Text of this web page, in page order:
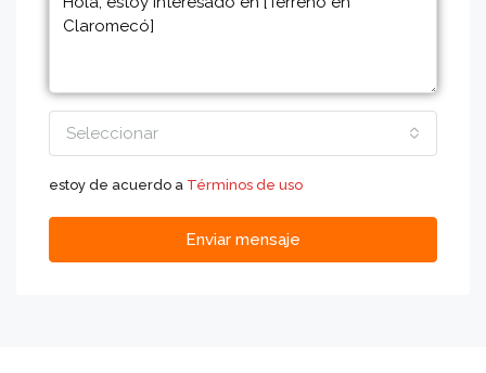
Seleccionar
estoy de acuerdo a Términos de uso
Enviar mensaje